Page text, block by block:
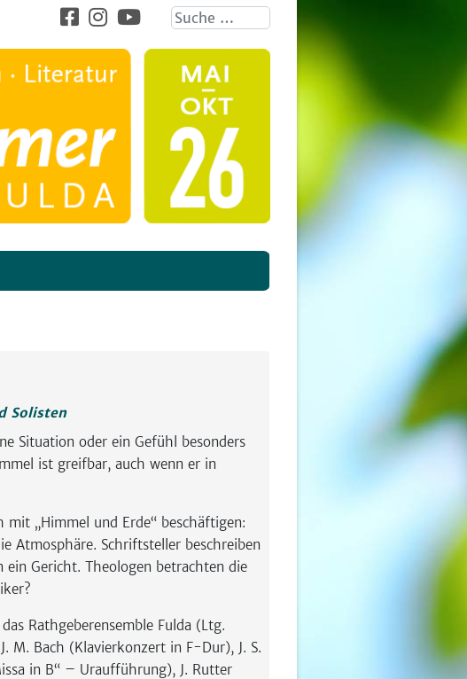
Suche ...
Solisten
Situation oder ein Gefühl besonders
ist greifbar, auch wenn er in
mit „Himmel und Erde“ beschäftigen:
Atmosphäre. Schriftsteller beschreiben
ein Gericht. Theologen betrachten die
Rathgeberensemble Fulda (Ltg.
M. Bach (Klavierkonzert in F-Dur), J. S.
in B“ – Uraufführung), J. Rutter